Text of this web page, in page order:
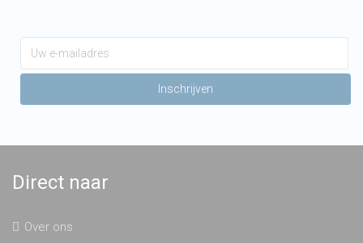
Direct naar
Over ons